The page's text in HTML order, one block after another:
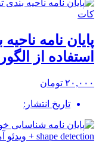
پایان نامه
استفاده از
۲۰,۰۰۰ تومان
تاریخ انتشار: